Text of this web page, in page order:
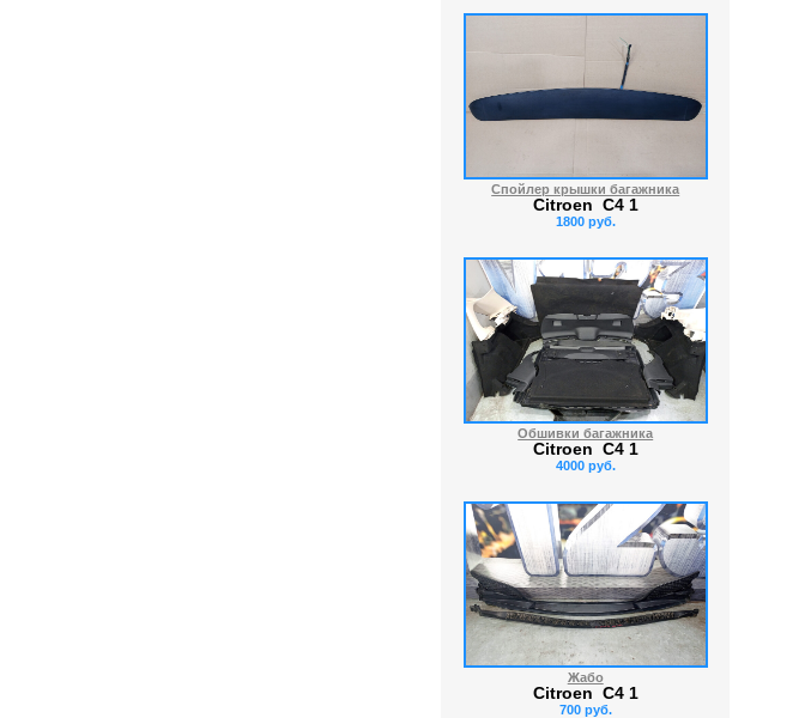
Спойлер крышки багажника
Citroen C4 1
1800 руб.
Обшивки багажника
Citroen C4 1
4000 руб.
Жабо
Citroen C4 1
700 руб.